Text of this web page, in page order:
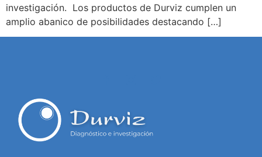
investigación. Los productos de Durviz cumplen un
amplio abanico de posibilidades destacando […]